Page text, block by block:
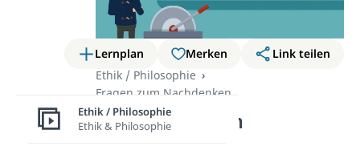
Lernplan Merken
Link teilen
Ethik / Philosophie
Fragen zum Nachdenken
Trolley Problem
Ethik / Philosophie
Ethik & Philosophie